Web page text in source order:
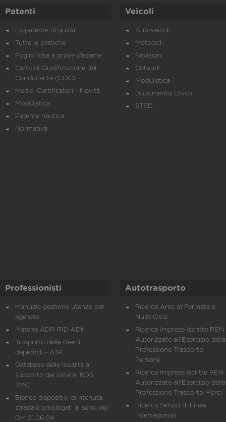
Patenti
La patente di guida
Tutte le pratiche
Foglio rosa e prove d’esame
Carta di Qualificazione del
Conducente (CQC)
Medici Certificatori - Novità
Modulistica
Patente nautica
Normativa
Veicoli
Autoveicoli
Motocicli
Revisioni
Collaudi
Modulistica
Documento Unico
STED
Professionisti
Manuale gestione utenze per
agenzie
Materia ADR-RID-ADN
Trasporto delle merci
deperibili - ATP
Database delle località a
supporto dei sistemi RDS
TMC
Elenco dispositivi di ritenuta
stradale omologati ai sensi del
DM 21.06.04
Autotrasporto
Ricerca Aree di Fermata e
Nulla Osta
Ricerca Imprese Iscritte REN
Autorizzate all'Esercizio della
Professione Trasporto
Persone
Ricerca Imprese iscritte REN
Autorizzate all'Esercizio della
Professione Trasporto Merci
Ricerca Servizi di Linea
Interregionali